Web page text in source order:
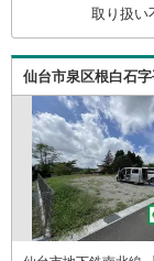
取り扱い
仙台市泉区根白石